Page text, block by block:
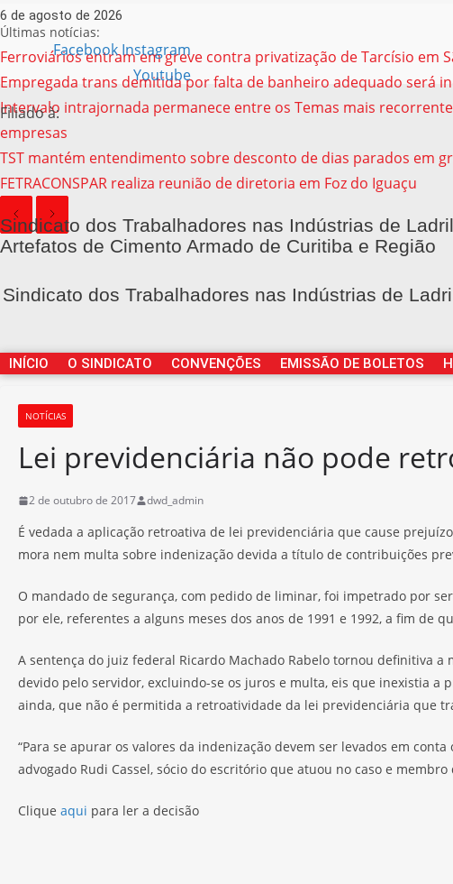
6 de agosto de 2026
Últimas notícias:
Ferroviários entram em greve contra privatização de Tarcísio em
Empregada trans demitida por falta de banheiro adequado será
Intervalo intrajornada permanece entre os Temas mais
empresas
TST mantém entendimento sobre desconto de dias parados em
FETRACONSPAR realiza reunião de diretoria em Foz do Iguaçu
Facebook Instagram
Youtube
Filiado à:
Sindicato dos Trabalhadores nas Indústrias de
Artefatos de Cimento Armado de Curitiba e Região
Sindicato dos Trabalhadores nas Indústrias de
INÍCIO O SINDICATO CONVENÇÕES EMISSÃO DE BOLETOS
NOTÍCIAS
Lei previdenciária não pode
2 de outubro de 2017 dwd_admin
É vedada a aplicação retroativa de lei previdenciária que cause
mora nem multa sobre indenização devida a título de contribuições
O mandado de segurança, com pedido de liminar, foi impetrado por
por ele, referentes a alguns meses dos anos de 1991 e 1992, a fim de
A sentença do juiz federal Ricardo Machado Rabelo tornou definitiva
devido pelo servidor, excluindo-se os juros e multa, eis que inexistia a
ainda, que não é permitida a retroatividade da lei previdenciária que
“Para se apurar os valores da indenização devem ser levados em
advogado Rudi Cassel, sócio do escritório que atuou no caso e
Clique aqui para ler a decisão